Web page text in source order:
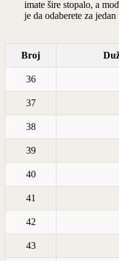
imate šire stopalo, a
je da odaberete za
Broj
36
37
38
39
40
41
42
43